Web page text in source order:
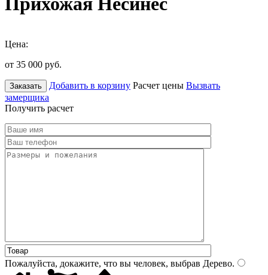
Цена:
от 35 000 руб.
Заказать Добавить в корзину Расчет цены Вызвать
замерщика
Получить расчет
Пожалуйста, докажите, что вы человек, выбрав Дерево.